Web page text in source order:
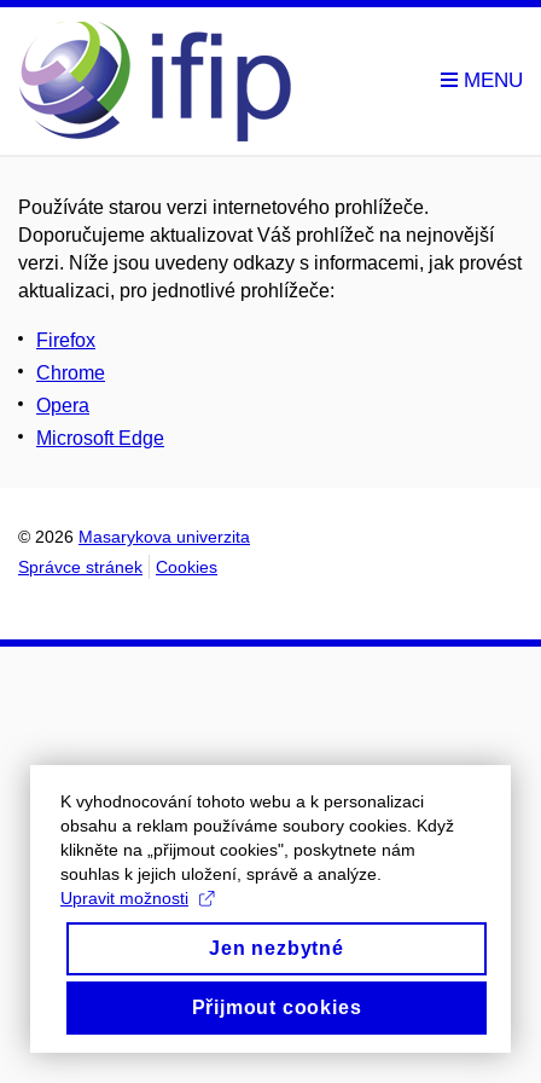
Používáte starou verzi internetového prohlížeče.
Doporučujeme aktualizovat Váš prohlížeč na nejnovější
verzi. Níže jsou uvedeny odkazy s informacemi, jak provést
aktualizaci, pro jednotlivé prohlížeče:
Firefox
Chrome
Opera
Microsoft Edge
© 2026 Masarykova univerzita
Správce stránek
Cookies
K vyhodnocování tohoto webu a k personalizaci
obsahu a reklam používáme soubory cookies. Když
klikněte na „přijmout cookies", poskytnete nám
souhlas k jejich uložení, správě a analýze.
Upravit možnosti
Jen nezbytné
Přijmout cookies